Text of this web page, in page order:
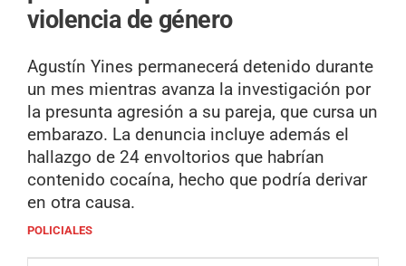
violencia de género
Agustín Yines permanecerá detenido durante
un mes mientras avanza la investigación por
la presunta agresión a su pareja, que cursa un
embarazo. La denuncia incluye además el
hallazgo de 24 envoltorios que habrían
contenido cocaína, hecho que podría derivar
en otra causa.
POLICIALES